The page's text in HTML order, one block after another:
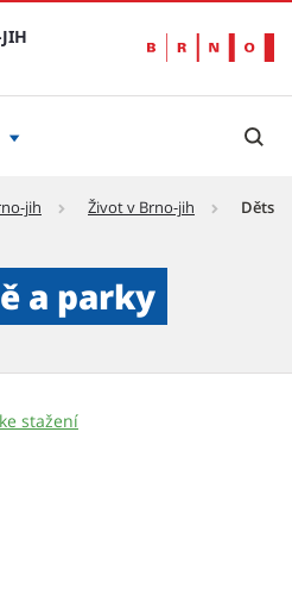
jih Život v Brno-jih
a parky
stažení